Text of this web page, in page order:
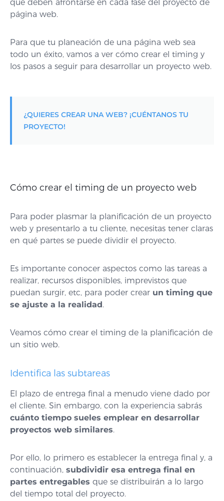
que deben afrontarse en cada fase del proyecto de
página web.
Para que tu planeación de una página web sea
todo un éxito, vamos a ver cómo crear el timing y
los pasos a seguir para desarrollar un proyecto web.
¿QUIERES CREAR UNA WEB? ¡CUÉNTANOS TU
PROYECTO!
Cómo crear el timing de un proyecto web
Para poder plasmar la planificación de un proyecto
web y presentarlo a tu cliente, necesitas tener claras
en qué partes se puede dividir el proyecto.
Es importante conocer aspectos como las tareas a
realizar, recursos disponibles, imprevistos que
puedan surgir, etc, para poder crear un timing que
se ajuste a la realidad.
Veamos cómo crear el timing de la planificación de
un sitio web.
Identifica las subtareas
El plazo de entrega final a menudo viene dado por
el cliente. Sin embargo, con la experiencia sabrás
cuánto tiempo sueles emplear en desarrollar
proyectos web similares.
Por ello, lo primero es establecer la entrega final y, a
continuación, subdividir esa entrega final en
partes entregables que se distribuirán a lo largo
del tiempo total del proyecto.